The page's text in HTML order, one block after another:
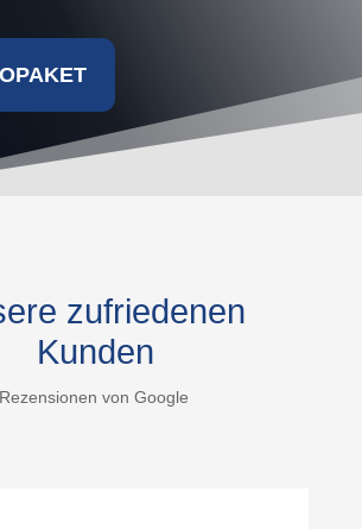
zufriedenen
Kunden
Rezensionen von Google